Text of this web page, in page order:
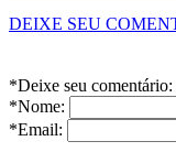
DEIXE SEU
*Deixe seu comentário:
*Nome:
*Email: